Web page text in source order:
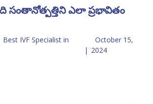
సంతానోత్పత్తిని ఎలా ప్రభావితం
Best IVF Specialist in
|
October 15,
2024